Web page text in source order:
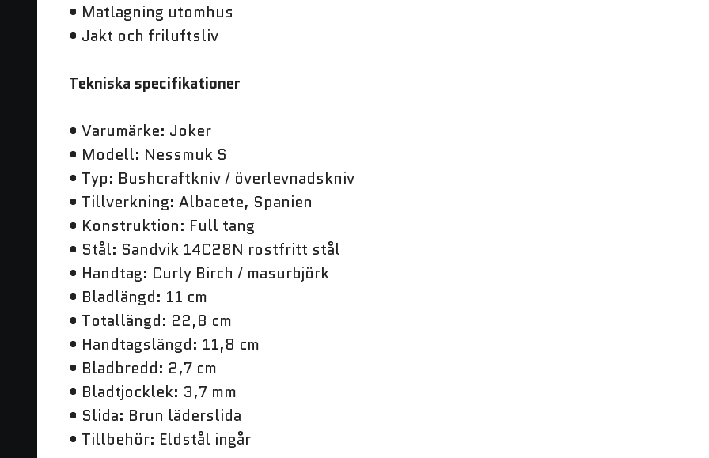
• Matlagning utomhus
• Jakt och friluftsliv
Tekniska specifikationer
• Varumärke: Joker
• Modell: Nessmuk S
• Typ: Bushcraftkniv / överlevnadskniv
• Tillverkning: Albacete, Spanien
• Konstruktion: Full tang
• Stål: Sandvik 14C28N rostfritt stål
• Handtag: Curly Birch / masurbjörk
• Bladlängd: 11 cm
• Totallängd: 22,8 cm
• Handtagslängd: 11,8 cm
• Bladbredd: 2,7 cm
• Bladtjocklek: 3,7 mm
• Slida: Brun läderslida
• Tillbehör: Eldstål ingår